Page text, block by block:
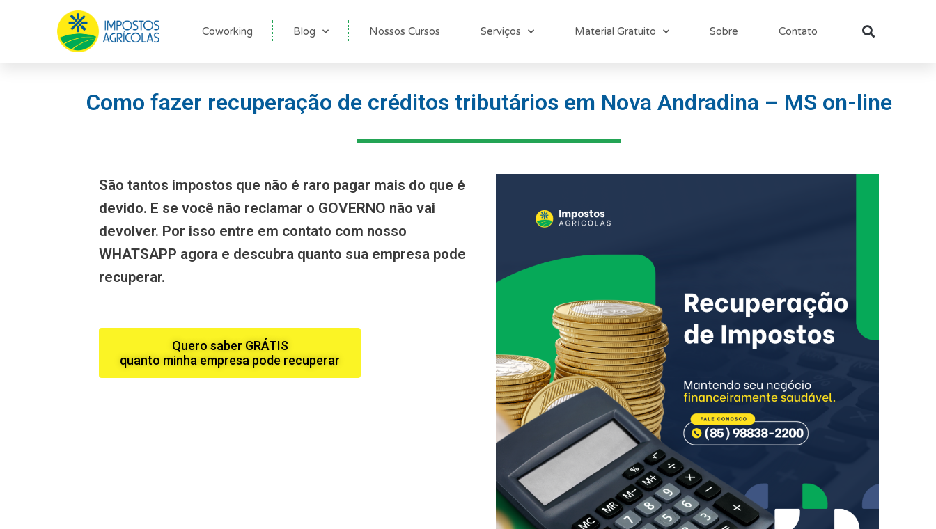
Coworking Blog Nossos Cursos Serviços Material Gratuito Sobre Contato
Como fazer recuperação de créditos tributários em Nova Andradina – MS on-line
São tantos impostos que não é raro pagar mais do que é
devido. E se você não reclamar o GOVERNO não vai
devolver. Por isso entre em contato com nosso
WHATSAPP agora e descubra quanto sua empresa pode
recuperar.
Quero saber GRÁTIS
quanto minha empresa pode recuperar